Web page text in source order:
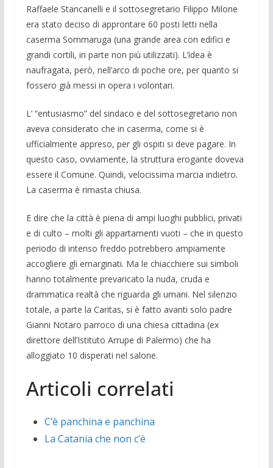
Raffaele Stancanelli e il sottosegretario Filippo Milone
era stato deciso di approntare 60 posti letti nella
caserma Sommaruga (una grande area con edifici e
grandi cortili, in parte non più utilizzati). L’idea è
naufragata, però, nell’arco di poche ore, per quanto si
fossero già messi in opera i volontari.
L’ “entusiasmo” del sindaco e del sottosegretario non
aveva considerato che in caserma, come si è
ufficialmente appreso, per gli ospiti si deve pagare. In
questo caso, ovviamente, la struttura erogante doveva
essere il Comune. Quindi, velocissima marcia indietro.
La caserma è rimasta chiusa.
E dire che la città è piena di ampi luoghi pubblici, privati
e di culto – molti gli appartamenti vuoti – che in questo
periodo di intenso freddo potrebbero ampiamente
accogliere gli emarginati. Ma le chiacchiere sui simboli
hanno totalmente prevaricato la nuda, cruda e
drammatica realtà che riguarda gli umani. Nel silenzio
totale, a parte la Caritas, si è fatto avanti solo padre
Gianni Notaro parroco di una chiesa cittadina (ex
direttore dell’Istituto Arrupe di Palermo) che ha
alloggiato 10 disperati nel salone.
Articoli correlati
C’è panchina e panchina
La Catania che non c’è